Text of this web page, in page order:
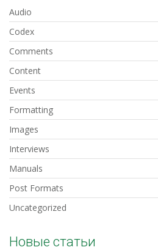
Audio
Codex
Comments
Content
Events
Formatting
Images
Interviews
Manuals
Post Formats
Uncategorized
Новые статьи